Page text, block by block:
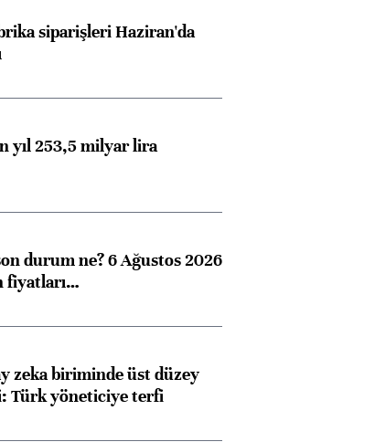
siparişleri Haziran'da
yıl 253,5 milyar lira
durum ne? 6 Ağustos 2026
fiyatları…
zeka biriminde üst düzey
Türk yöneticiye terfi